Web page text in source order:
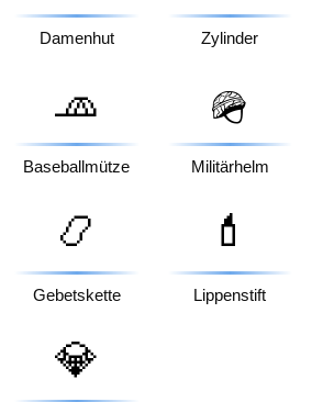
Damenhut Zylinder
🧢
Baseballmütze
🪖
Militärhelm
📿
Gebetskette
💄
Lippenstift
💎